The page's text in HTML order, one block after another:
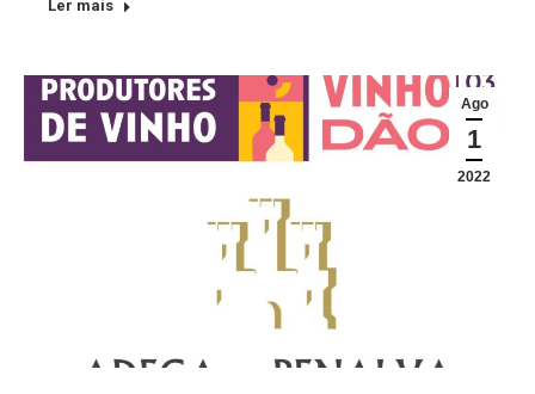
Ler mais
Ago
1
2022